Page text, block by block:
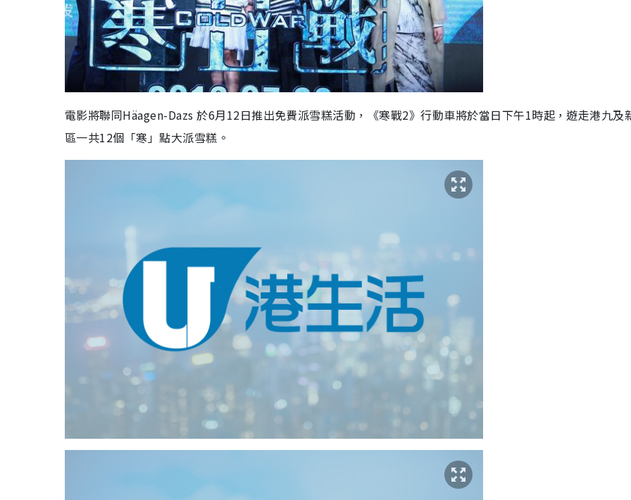
電影將聯同Häagen-Dazs 於6月12日推出免費派雪糕活動，《寒戰2》行動車將於當日下午1時起，遊走港九及
區一共12個「寒」點大派雪糕。